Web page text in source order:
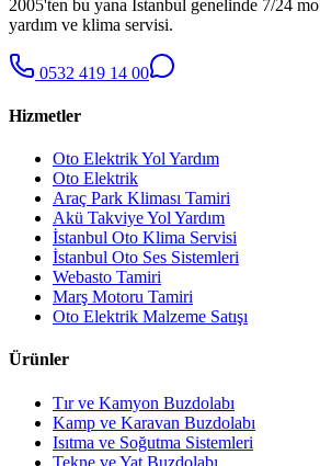
2005'ten bu yana İstanbul genelinde 7/24
yardım ve klima servisi.
0532 419 14 00
Hizmetler
Oto Elektrik Yol Yardım
Oto Elektrik
Araç Park Kliması Tamiri
Akü Takviye Yol Yardım
İstanbul Oto Klima Servisi
İstanbul Oto Ses Sistemleri
Webasto Tamiri
Marş Motoru Tamiri
Oto Elektrik Malzeme Satışı
Ürünler
Tır ve Kamyon Buzdolabı
Kamp ve Karavan Buzdolabı
Isıtma ve Soğutma Sistemleri
Tekne ve Yat Buzdolabı